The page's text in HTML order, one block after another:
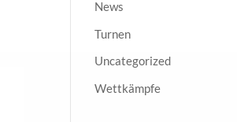
News
Turnen
Uncategorized
Wettkämpfe